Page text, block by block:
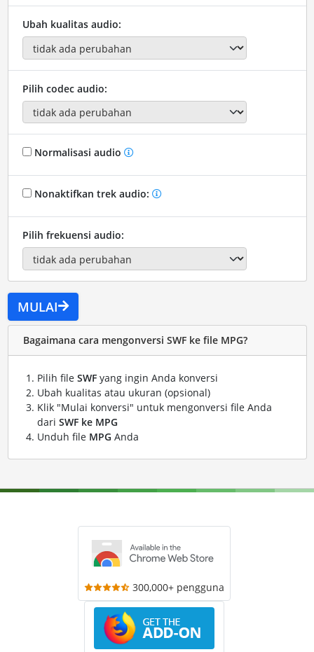
Ubah kualitas audio:
Pilih codec audio:
Normalisasi audio
Nonaktifkan trek audio:
Pilih frekuensi audio:
MULAI
Bagaimana cara mengonversi SWF ke file MPG?
Pilih file SWFyang ingin Anda konversi
Ubah kualitas atau ukuran (opsional)
Klik "Mulai konversi" untuk mengonversi file Anda
dari SWF ke MPG
Unduh file MPG Anda
300,000+ pengguna